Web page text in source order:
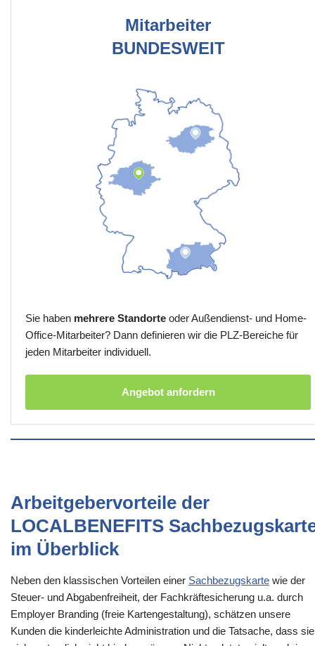
Mitarbeiter
BUNDESWEIT
Sie haben mehrere Standorte oder Außendienst- und Home-
Office-Mitarbeiter? Dann definieren wir die PLZ-Bereiche für
jeden Mitarbeiter individuell.
Angebot anfordern
Arbeitgebervorteile der
LOCALBENEFITS
im Überblick
Neben den klassischen Vorteilen einer Sachbezugskarte wie der
Steuer- und Abgabenfreiheit, der Fachkräftesicherung u.a. durch
Employer Branding (freie Kartengestaltung), schätzen unsere
Kunden die kinderleichte Administration und die Tatsache, dass sie